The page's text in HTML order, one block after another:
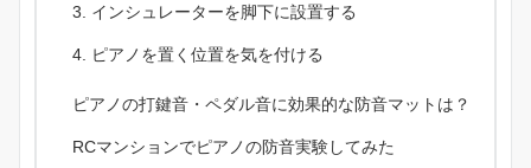
インシュレーターを脚下に設置する
ピアノを置く位置を気を付ける
ピアノの打鍵音・ペダル音に効果的な防音マットは？
RCマンションでピアノの防音実験してみた